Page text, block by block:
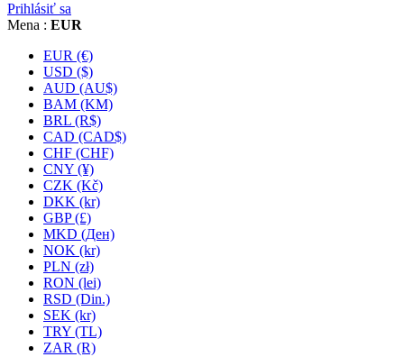
Prihlásiť sa
Mena : EUR
EUR (€)
USD ($)
AUD (AU$)
BAM (KM)
BRL (R$)
CAD (CAD$)
CHF (CHF)
CNY (¥)
CZK (Kč)
DKK (kr)
GBP (£)
MKD (Ден)
NOK (kr)
PLN (zł)
RON (lei)
RSD (Din.)
SEK (kr)
TRY (TL)
ZAR (R)